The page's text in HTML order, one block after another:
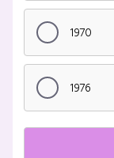
1970
1976